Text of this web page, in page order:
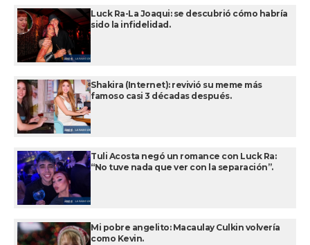
Luck Ra-La Joaqui: se descubrió cómo habría
sido la infidelidad.
Shakira (Internet): revivió su meme más
famoso casi 3 décadas después.
Tuli Acosta negó un romance con Luck Ra:
“No tuve nada que ver con la separación”.
Mi pobre angelito: Macaulay Culkin volvería
como Kevin.